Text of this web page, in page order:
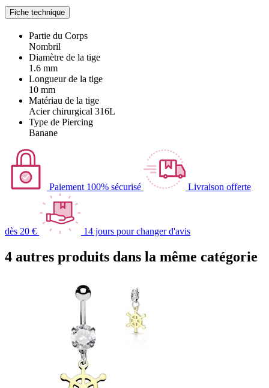
Fiche technique
Partie du Corps
Nombril
Diamètre de la tige
1.6 mm
Longueur de la tige
10 mm
Matériau de la tige
Acier chirurgical 316L
Type de Piercing
Banane
Paiement 100% sécurisé Livraison offerte
dès 20 € 14 jours pour changer d'avis
4 autres produits dans la même catégorie